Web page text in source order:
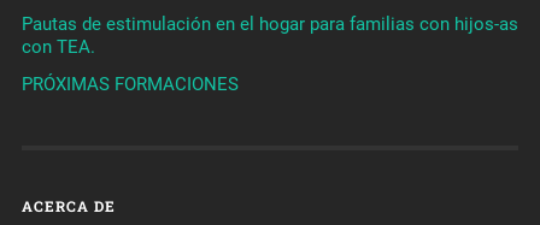
Pautas de estimulación en el hogar para familias con hijos-as
con TEA.
PRÓXIMAS FORMACIONES
ACERCA DE